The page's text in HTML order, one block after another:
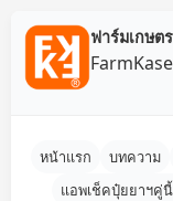
ฟาร์มเกษต
หน้าแรก บทความ
แอพเช็คปุ๋ยยาฯคู่